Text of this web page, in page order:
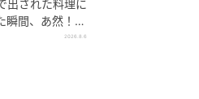
出された料理に
間、あ然！刺
2026.8.6